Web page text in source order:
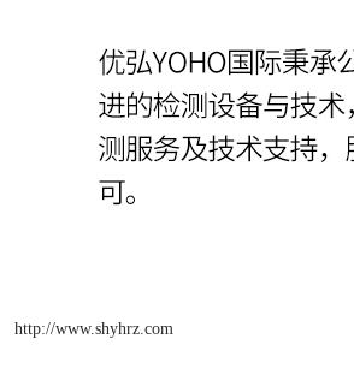
http://www.shyhrz.com